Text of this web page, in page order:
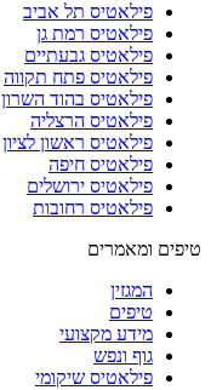
פילאטיס תל אביב
פילאטיס רמת גן
פילאטיס גבעתיים
פילאטיס פתח תקווה
פילאטיס בהוד השרון
פילאטיס הרצליה
פילאטיס ראשון לציון
פילאטיס חיפה
פילאטיס ירושלים
פילאטיס רחובות
טיפים ומאמרים
המגזין
טיפים
מידע מקצועי
גוף ונפש
פילאטיס שיקומי